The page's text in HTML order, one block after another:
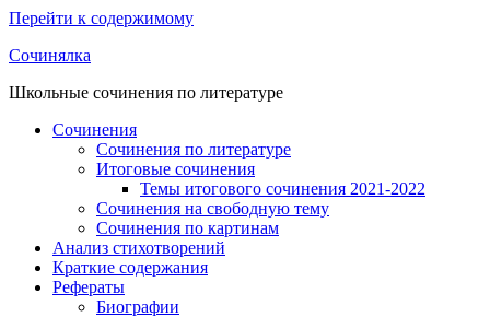
Перейти к содержимому
Сочинялка
Школьные сочинения по литературе
Сочинения
Сочинения по литературе
Итоговые сочинения
Темы итогового сочинения 2021-2022
Сочинения на свободную тему
Сочинения по картинам
Анализ стихотворений
Краткие содержания
Рефераты
Биографии